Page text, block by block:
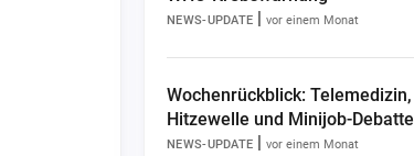
NEWS-UPDATE |vor einem Monat
Wochenrückblick: Telemedizin,
Hitzewelle und Minijob-Debatte
NEWS-UPDATE |vor einem Monat